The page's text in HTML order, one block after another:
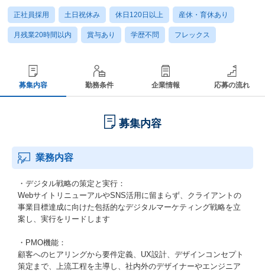
正社員採用 土日祝休み 休日120日以上 産休・育休あり
月残業20時間以内 賞与あり 学歴不問 フレックス
募集内容 勤務条件 企業情報 応募の流れ
募集内容
業務内容
・デジタル戦略の策定と実行：
WebサイトリニューアルやSNS活用に留まらず、クライアントの
事業目標達成に向けた包括的なデジタルマーケティング戦略を立
案し、実行をリードします
・PMO機能：
顧客へのヒアリングから要件定義、UX設計、デザインコンセプト
策定まで、上流工程を主導し、社内外のデザイナーやエンジニア